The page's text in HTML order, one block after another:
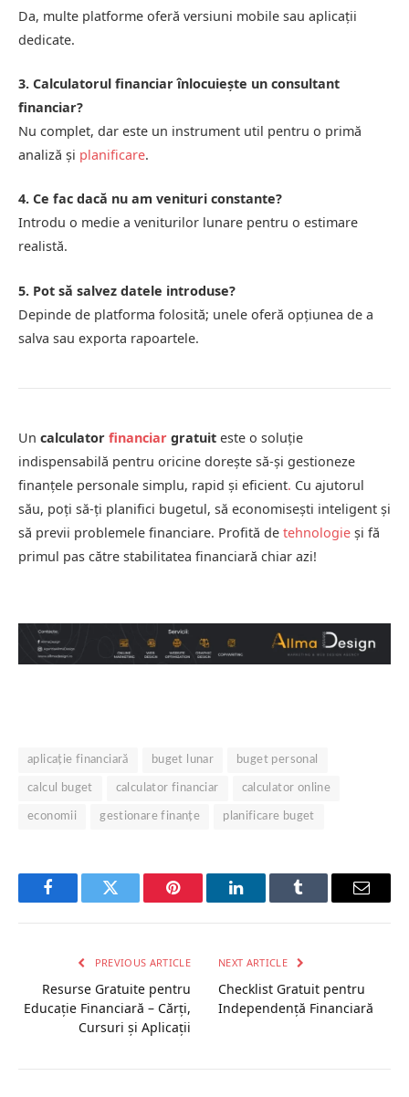
Da, multe platforme oferă versiuni mobile sau aplicații
dedicate.
3. Calculatorul financiar înlocuiește un consultant
financiar?
Nu complet, dar este un instrument util pentru o primă
analiză și planificare.
4. Ce fac dacă nu am venituri constante?
Introdu o medie a veniturilor lunare pentru o estimare
realistă.
5. Pot să salvez datele introduse?
Depinde de platforma folosită; unele oferă opțiunea de a
salva sau exporta rapoartele.
Un calculator financiar gratuit este o soluție
indispensabilă pentru oricine dorește să-și gestioneze
finanțele personale simplu, rapid și eficient. Cu ajutorul
său, poți să-ți planifici bugetul, să economisești inteligent și
să previi problemele financiare. Profită de tehnologie și fă
primul pas către stabilitatea financiară chiar azi!
aplicație financiară buget lunar buget personal
calcul buget calculator financiar calculator online
economii gestionare finanțe planificare buget
FacebookTwitter Pinterest LinkedInTumblr Email
PREVIOUS ARTICLE
Resurse Gratuite pentru
Educație Financiară – Cărți,
Cursuri și Aplicații
NEXT ARTICLE
Checklist Gratuit pentru
Independență Financiară